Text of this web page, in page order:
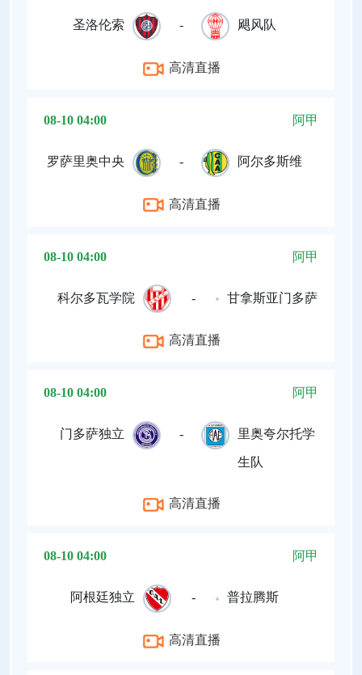
圣洛伦索 - 飓风队
高清直播
08-10 04:00 阿甲
罗萨里奥中央 - 阿尔多斯维
高清直播
08-10 04:00 阿甲
科尔多瓦学院 - 甘拿斯亚门多萨
高清直播
08-10 04:00 阿甲
门多萨独立 - 里奥夸尔托学
生队
高清直播
08-10 04:00 阿甲
阿根廷独立 - 普拉腾斯
高清直播